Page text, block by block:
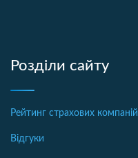
Розділи сайту
Рейтинг страхових компаній
Відгуки